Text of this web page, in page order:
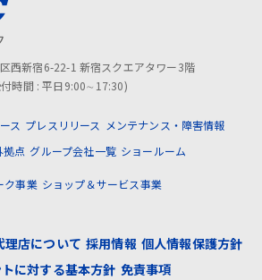
西新宿6-22-1 新宿スクエアタワー3階
時間 : 平日9:00∼17:30)
ス プレスリリース
メンテナンス・障害情報
拠点 グループ会社一覧 ショールーム
ク事業 ショップ＆サービス事業
理店について 採用情報 個人情報保護方針
に対する基本方針 免責事項